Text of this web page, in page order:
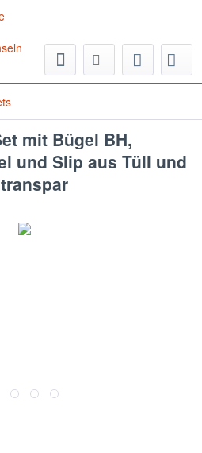
mit Bügel BH,
und Slip aus Tüll und